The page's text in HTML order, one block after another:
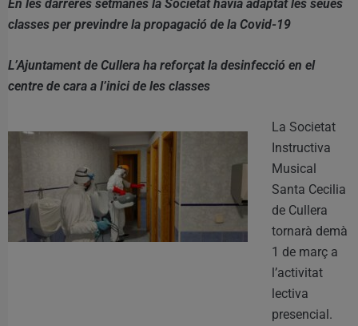
En les darreres setmanes la Societat havia adaptat les seues
classes per previndre la propagació de la Covid-19
L’Ajuntament de Cullera ha reforçat la desinfecció en el
centre de cara a l’inici de les classes
La Societat
Instructiva
Musical
Santa Cecilia
de Cullera
tornarà demà
1 de març a
l’activitat
lectiva
presencial.